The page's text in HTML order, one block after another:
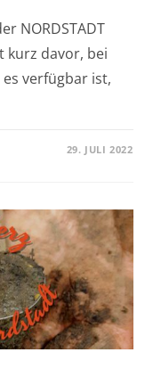
NORDSTADT
kurz davor, bei
verfügbar ist,
29. JULI 2022